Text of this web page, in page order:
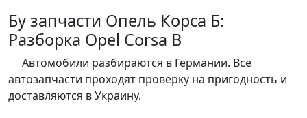
Бу запчасти Опель Корса Б:
Разборка Opel Corsa B
Автомобили разбираются в Германии. Все
автозапчасти проходят проверку на пригодность и
доставляются в Украину.